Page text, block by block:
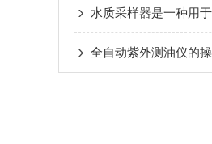
全自动紫外测油仪的